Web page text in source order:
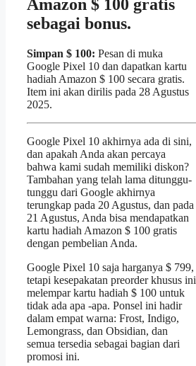
Amazon $ 100 gratis
sebagai bonus.
Simpan $ 100: Pesan di muka
Google Pixel 10 dan dapatkan kartu
hadiah Amazon $ 100 secara gratis.
Item ini akan dirilis pada 28 Agustus
2025.
Google Pixel 10 akhirnya ada di sini,
dan apakah Anda akan percaya
bahwa kami sudah memiliki diskon?
Tambahan yang telah lama ditunggu-
tunggu dari Google akhirnya
terungkap pada 20 Agustus, dan pada
21 Agustus, Anda bisa mendapatkan
kartu hadiah Amazon $ 100 gratis
dengan pembelian Anda.
Google Pixel 10 saja harganya $ 799,
tetapi kesepakatan preorder khusus ini
melempar kartu hadiah $ 100 untuk
tidak ada apa -apa. Ponsel ini hadir
dalam empat warna: Frost, Indigo,
Lemongrass, dan Obsidian, dan
semua tersedia sebagai bagian dari
promosi ini.